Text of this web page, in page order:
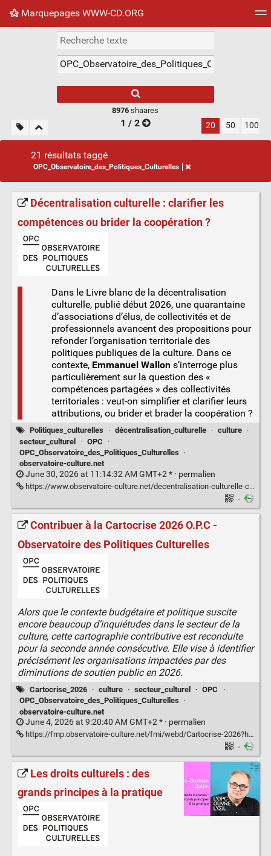
Marquepages WWW-CD.ORG
Nuage de tags Mur d'images
8976 shaares
1 / 2 20 50 100
21 résultats taggé
OPC_Observatoire_des_Politiques_Culturelles
Décentralisation culturelle : clarifier les
compétences ou brider la coopération ?
Dans le Livre blanc de la décentralisation
culturelle, publié début 2026, une quarantaine
d’associations d’élus, de collectivités et de
professionnels avancent des propositions pour
refonder l’organisation territoriale des
politiques publiques de la culture. Dans ce
contexte, Emmanuel Wallons’interroge plus
particulièrement sur la question des «
compétences partagées » des collectivités
territoriales : veut-on simplifier et clarifier leurs
attributions, ou brider et brader la coopération ?
Politiques_culturelles · décentralisation_culturelle · culture ·
secteur_culturel
· OPC
·
OPC_Observatoire_des_Politiques_Culturelles
·
observatoire-culture.net
June 30, 2026 at 11:14:32 AM GMT+2 * · permalien
https://www.observatoire-culture.net/decentralisation-culturelle-clarifier-competences-brider-cooperation/
·
Contribuer à la Cartocrise 2026 O.P.C -
Observatoire des Politiques Culturelles
Alors que le contexte budgétaire et politique suscite
encore beaucoup d’inquiétudes dans le secteur de la
culture, cette cartographie contributive est reconduite
pour la seconde année consécutive. Elle vise à identifier
précisément les organisations impactées par des
diminutions de soutien public en 2026.
Cartocrise_2026 · culture · secteur_culturel · OPC
·
OPC_Observatoire_des_Politiques_Culturelles
·
observatoire-culture.net
June 4, 2026 at 9:20:40 AM GMT+2 * · permalien
https://fmp.observatoire-culture.net/fmi/webd/Cartocrise-2026?homeurl=https://www.observatoire-culture.net
·
Les droits culturels : des
grands principes à la pratique